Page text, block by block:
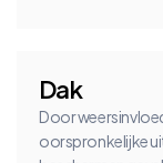
Dak
Door
oorspronkelijke